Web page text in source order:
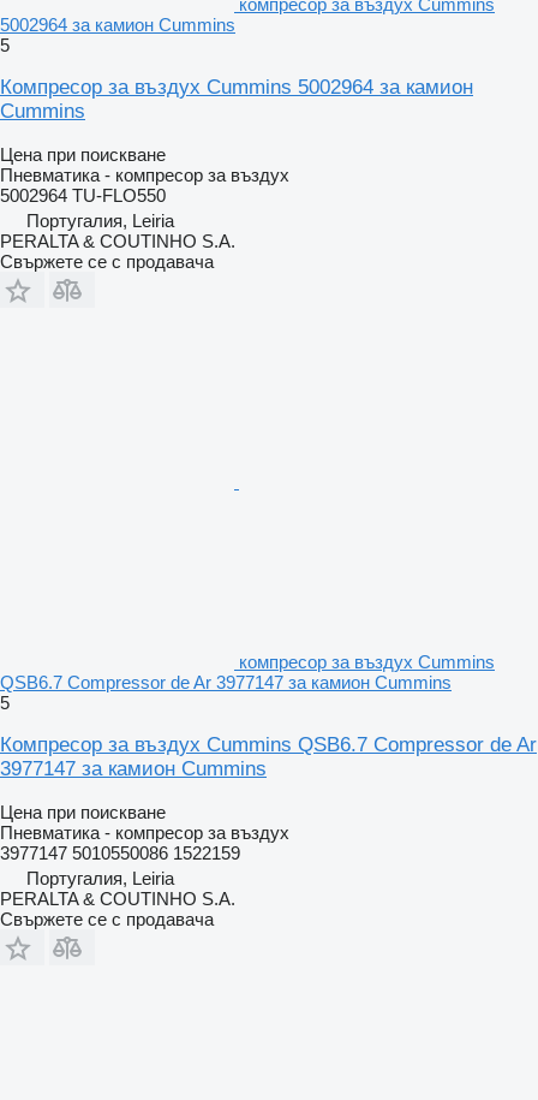
компресор за въздух Cummins
5002964 за камион Cummins
5
Компресор за въздух Cummins 5002964 за камион
Cummins
Цена при поискване
Пневматика - компресор за въздух
5002964 TU-FLO550
Португалия, Leiria
PERALTA & COUTINHO S.A.
Свържете се с продавача
компресор за въздух Cummins
QSB6.7 Compressor de Ar 3977147 за камион Cummins
5
Компресор за въздух Cummins QSB6.7 Compressor de Ar
3977147 за камион Cummins
Цена при поискване
Пневматика - компресор за въздух
3977147 5010550086 1522159
Португалия, Leiria
PERALTA & COUTINHO S.A.
Свържете се с продавача